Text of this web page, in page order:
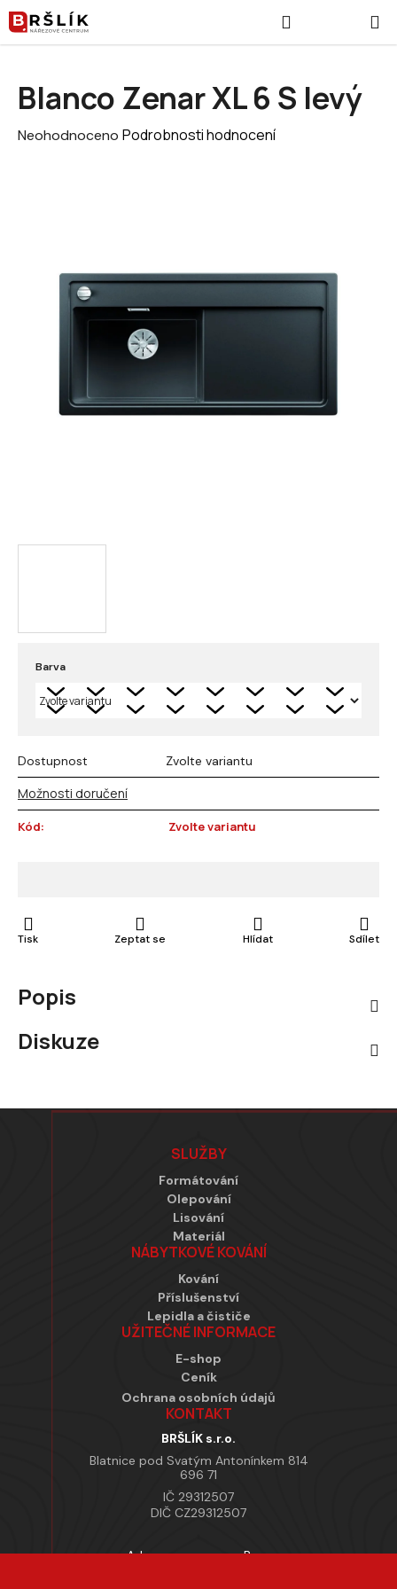
Přejít na obsah
Barva
Dostupnost Zvolte variantu
Možnosti doručení
Kód: Zvolte variantu
Tisk Zeptat se Hlídat Sdílet
Blanco Zenar XL 6 S levý
Průměrné hodnocení produktu je 0,0 z 5 hvězdiček.
Neohodnoceno Podrobnosti hodnocení
Popis
Diskuze
Zápatí
SLUŽBY
Formátování
Olepování
Lisování
Materiál
NÁBYTKOVÉ KOVÁNÍ
Kování
Příslušenství
Lepidla a čističe
UŽITEČNÉ INFORMACE
E-shop
Ceník
Ochrana osobních údajů
KONTAKT
BRŠLÍK s.r.o.
Blatnice pod Svatým Antonínkem 814
696 71
IČ 29312507
DIČ CZ29312507
Adresa provozovny Brno